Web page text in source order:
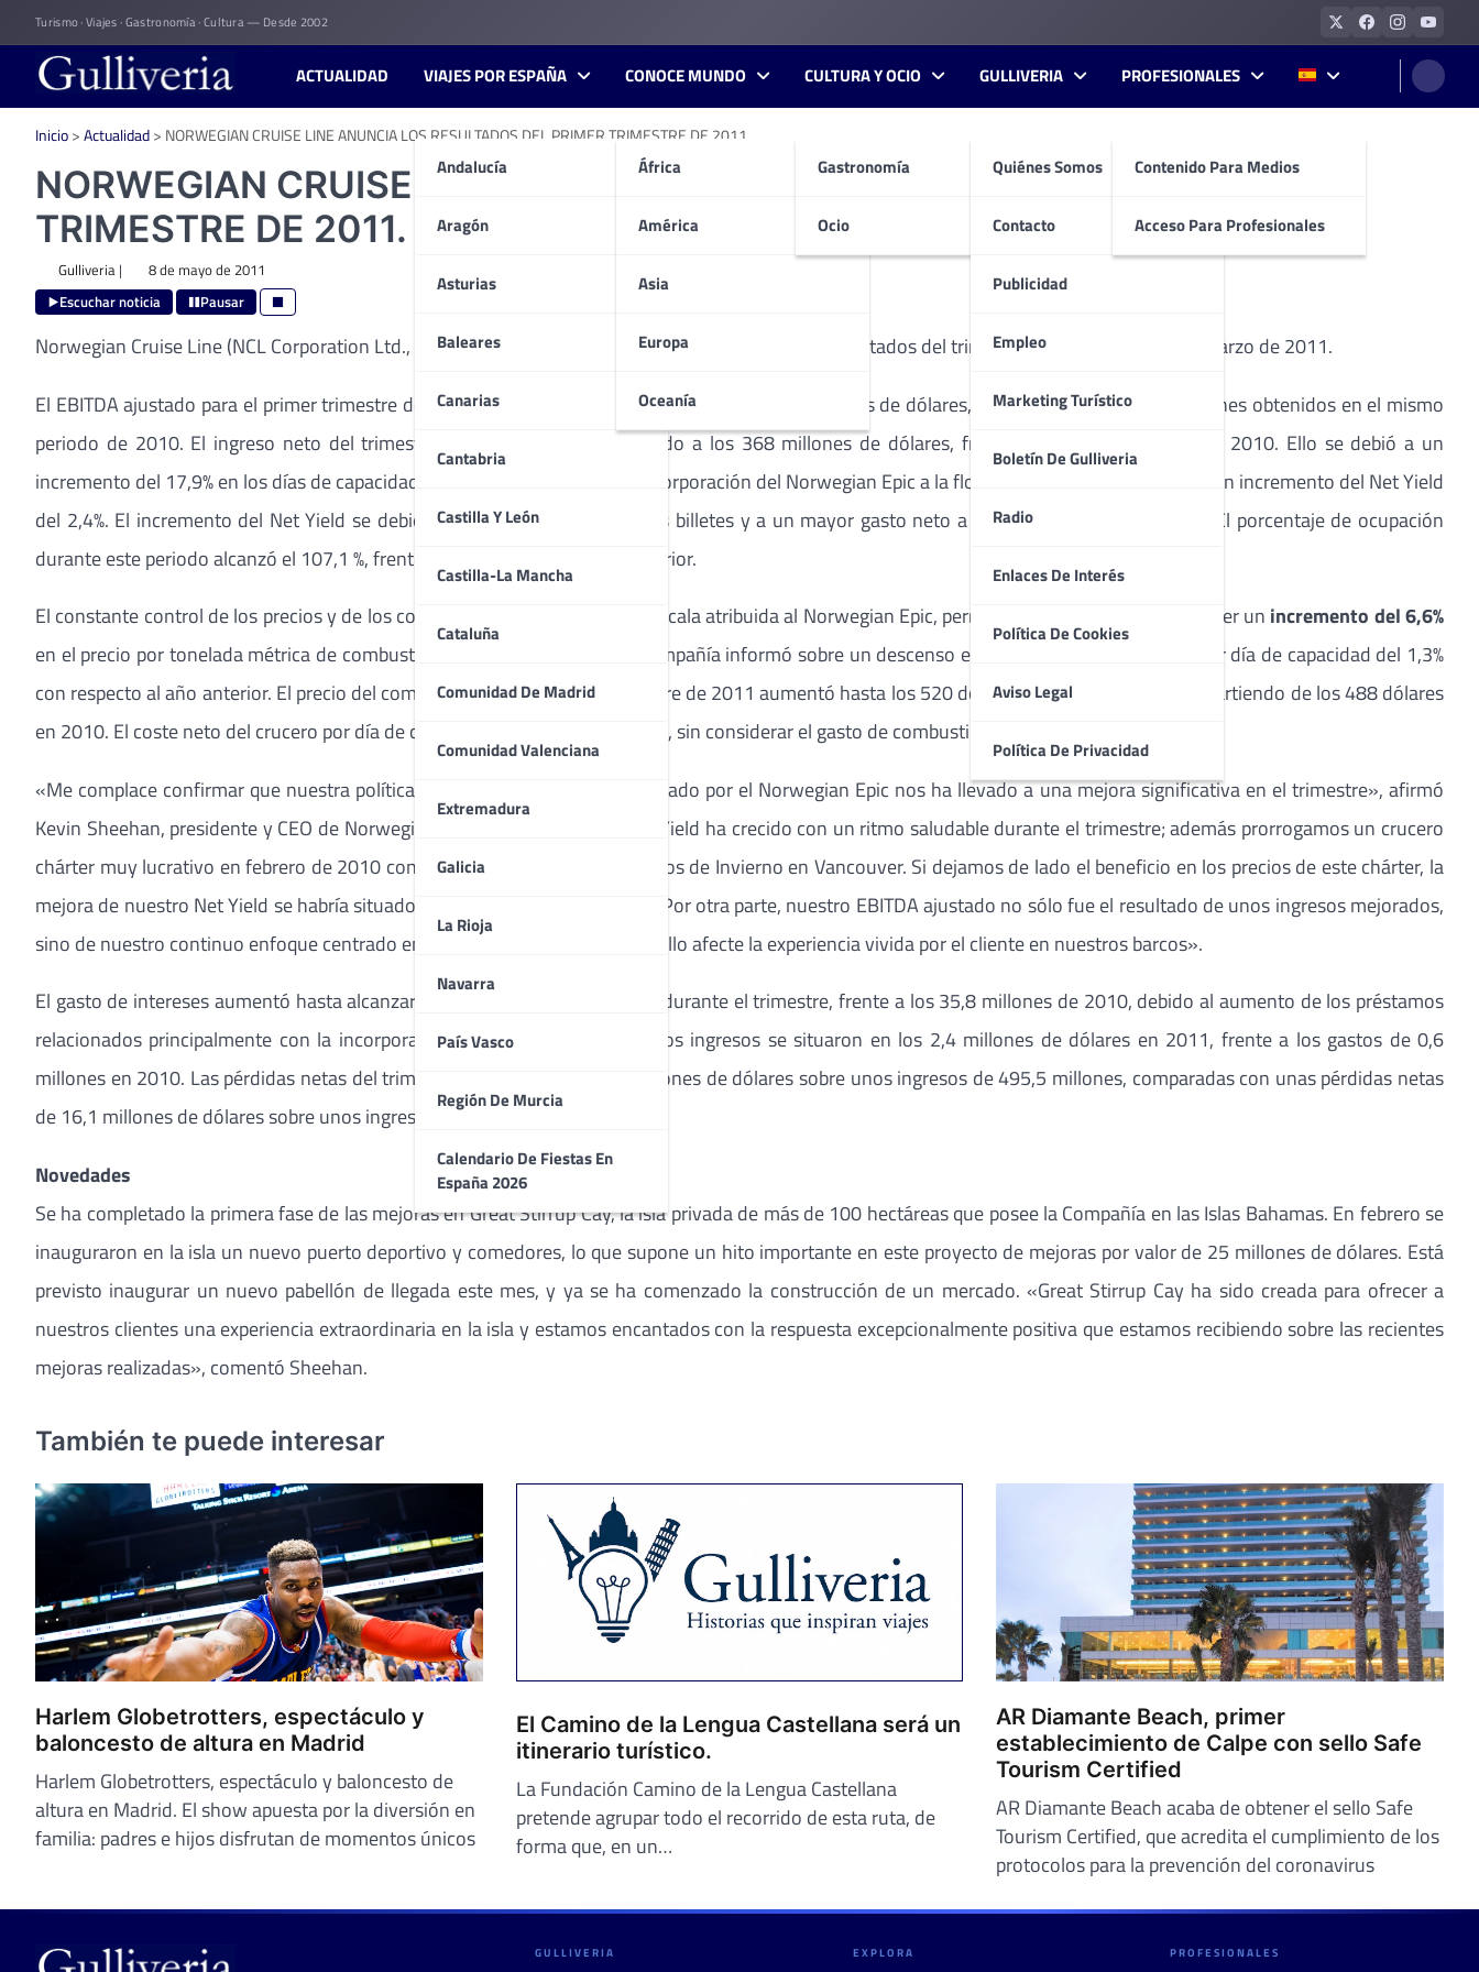
to
content
Turismo · Viajes · Gastronomía · Cultura — Desde 2002
ACTUALIDAD VIAJES POR ESPAÑA
Andalucía
Aragón
Asturias
Baleares
Canarias
Cantabria
Castilla Y León
Castilla-La Mancha
Cataluña
Comunidad De Madrid
Comunidad Valenciana
Extremadura
Galicia
La Rioja
Navarra
País Vasco
Región De Murcia
Calendario De Fiestas En
España 2026
CONOCE MUNDO
África
América
Asia
Europa
Oceanía
CULTURA Y OCIO
Gastronomía
Ocio
GULLIVERIA
Quiénes Somos
Contacto
Publicidad
Empleo
Marketing Turístico
Boletín De Gulliveria
Radio
Enlaces De Interés
Política De Cookies
Aviso Legal
Política De Privacidad
PROFESIONALES
Contenido Para Medios
Acceso Para Profesionales
Inicio>Actualidad> NORWEGIAN CRUISE LINE ANUNCIA LOS RESULTADOS DEL PRIMER TRIMESTRE DE 2011.
NORWEGIAN CRUISE LINE ANUNCIA LOS RESULTADOS DEL PRIMER
TRIMESTRE DE 2011.
Gulliveria| 8 de mayo de 2011
Escuchar noticia Pausar
Norwegian Cruise Line (NCL Corporation Ltd., «Norwegian» o la «Compañía») ha anunciado los resultados del trimestre que finalizó el 31 de marzo de 2011.
El EBITDA ajustado para el primer trimestre de 2011mejoró un 37,5%
, alcanzando los 81,9 millones de dólares, con respecto a los 59,5 millones obtenidos en el mismo
periodo de 2010. El ingreso neto del trimestre aumentó un 20,7% llegando a los 368 millones de dólares, frente a los 304,9 millones en 2010. Ello se debió a un
incremento del 17,9% en los días de capacidad como consecuencia de la incorporación del Norwegian Epic a la flota en junio de 2010, unido a un incremento del Net Yield
del 2,4%. El incremento del Net Yield se debió a la mejora del precio de los billetes y a un mayor gasto neto a bordo por día de capacidad. El porcentaje de ocupación
durante este periodo alcanzó el 107,1 %, frente al 107,9 % en el periodo anterior.
El constante control de los precios y de los costes, unido a economías de escala atribuida al Norwegian Epic, permitieron a la Compañía absorber un incremento del 6,6%
en el precio por tonelada métrica de combustible durante el periodo. La Compañía informó sobre un descenso en el coste neto del crucero por día de capacidad del 1,3%
con respecto al año anterior. El precio del combustible para el primer trimestre de 2011 aumentó hasta los 520 dólares por tonelada métrica, partiendo de los 488 dólares
en 2010. El coste neto del crucero por día de capacidad se redujo en un 2,6%, sin considerar el gasto de combustible.
«Me complace confirmar que nuestra política de precios y el impacto generado por el Norwegian Epic nos ha llevado a una mejora significativa en el trimestre», afirmó
Kevin Sheehan, presidente y CEO de Norwegian Cruise Line. «Nuestro Net Yield ha crecido con un ritmo saludable durante el trimestre; además prorrogamos un crucero
chárter muy lucrativo en febrero de 2010 con motivo de los Juegos Olímpicos de Invierno en Vancouver. Si dejamos de lado el beneficio en los precios de este chárter, la
mejora de nuestro Net Yield se habría situado en un 3,8% para el trimestre. Por otra parte, nuestro EBITDA ajustado no sólo fue el resultado de unos ingresos mejorados,
sino de nuestro continuo enfoque centrado en controlar los costes sin que ello afecte la experiencia vivida por el cliente en nuestros barcos».
El gasto de intereses aumentó hasta alcanzar los 47,9 millones de dólares durante el trimestre, frente a los 35,8 millones de 2010, debido al aumento de los préstamos
relacionados principalmente con la incorporación del Norwegian Epic. Otros ingresos se situaron en los 2,4 millones de dólares en 2011, frente a los gastos de 0,6
millones en 2010. Las pérdidas netas del trimestre se redujeron a 10,6 millones de dólares sobre unos ingresos de 495,5 millones, comparadas con unas pérdidas netas
de 16,1 millones de dólares sobre unos ingresos de 416,5 millones en 2010.
Novedades
Se ha completado la primera fase de las mejoras en Great Stirrup Cay, la isla privada de más de 100 hectáreas que posee la Compañía en las Islas Bahamas. En febrero se
inauguraron en la isla un nuevo puerto deportivo y comedores, lo que supone un hito importante en este proyecto de mejoras por valor de 25 millones de dólares. Está
previsto inaugurar un nuevo pabellón de llegada este mes, y ya se ha comenzado la construcción de un mercado. «Great Stirrup Cay ha sido creada para ofrecer a
nuestros clientes una experiencia extraordinaria en la isla y estamos encantados con la respuesta excepcionalmente positiva que estamos recibiendo sobre las recientes
mejoras realizadas», comentó Sheehan.
También te puede interesar
Harlem Globetrotters, espectáculo y
baloncesto de altura en Madrid
Harlem Globetrotters, espectáculo y baloncesto de
altura en Madrid. El show apuesta por la diversión en
familia: padres e hijos disfrutan de momentos únicos
El Camino de la Lengua Castellana será un
itinerario turístico.
La Fundación Camino de la Lengua Castellana
pretende agrupar todo el recorrido de esta ruta, de
forma que, en un…
AR Diamante Beach, primer
establecimiento de Calpe con sello Safe
Tourism Certified
AR Diamante Beach acaba de obtener el sello Safe
Tourism Certified, que acredita el cumplimiento de los
protocolos para la prevención del coronavirus
GULLIVERIA EXPLORA PROFESIONALES